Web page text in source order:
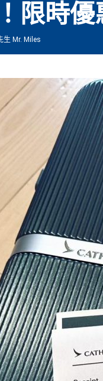
限時優
生 Mr. Miles